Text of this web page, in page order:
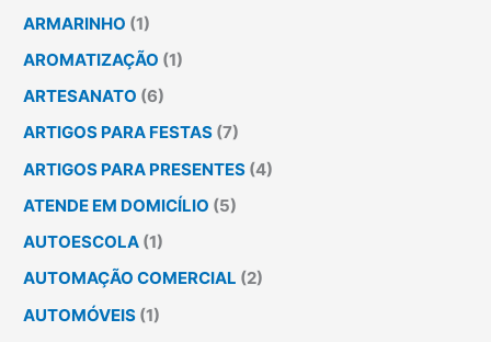
ARMARINHO (1)
AROMATIZAÇÃO (1)
ARTESANATO (6)
ARTIGOS PARA FESTAS (7)
ARTIGOS PARA PRESENTES (4)
ATENDE EM DOMICÍLIO (5)
AUTOESCOLA (1)
AUTOMAÇÃO COMERCIAL (2)
AUTOMÓVEIS (1)